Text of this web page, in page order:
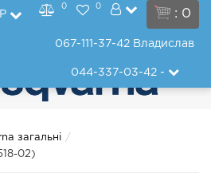
: 0
0 0
067-111-37-42 Владислав
044-337-03-42-
загальні
02)